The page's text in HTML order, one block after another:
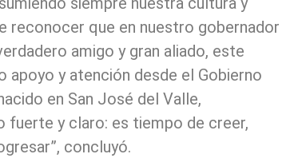
reconocer que en nuestro gobernador
amigo y gran aliado, este
apoyo y atención desde el Gobierno
en San José del Valle,
fuerte y claro: es tiempo de creer,
concluyó.